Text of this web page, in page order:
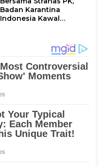
Badan Karantina
Indonesia Kawal